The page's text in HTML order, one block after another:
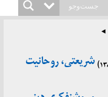
شریعتی، روحانیت